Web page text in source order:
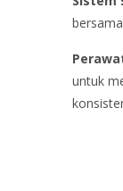
untuk